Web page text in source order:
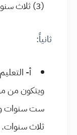
(3) ثلاث سنوات، وينقسم على نوعين عام ومهني.
ثانياً:
ثلاث سنوات.